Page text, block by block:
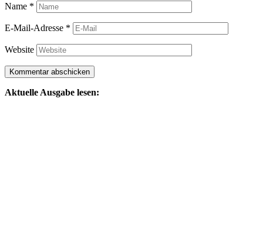
Name *
E-Mail-Adresse *
Website
Aktuelle Ausgabe lesen: